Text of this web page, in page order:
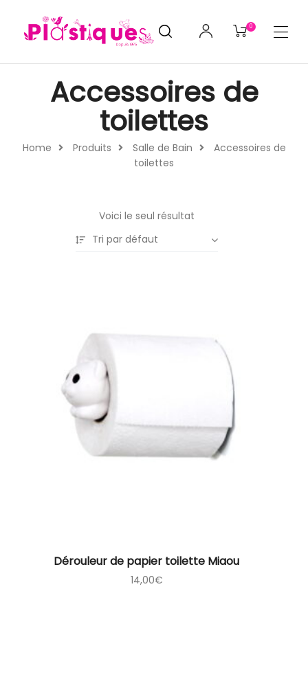
0
Home Produits Salle de Bain
Accessoires de
toilettes
Accessoires de
toilettes
Voici le seul résultat
Tri par défaut
Dérouleur de papier toilette Miaou
14,00€